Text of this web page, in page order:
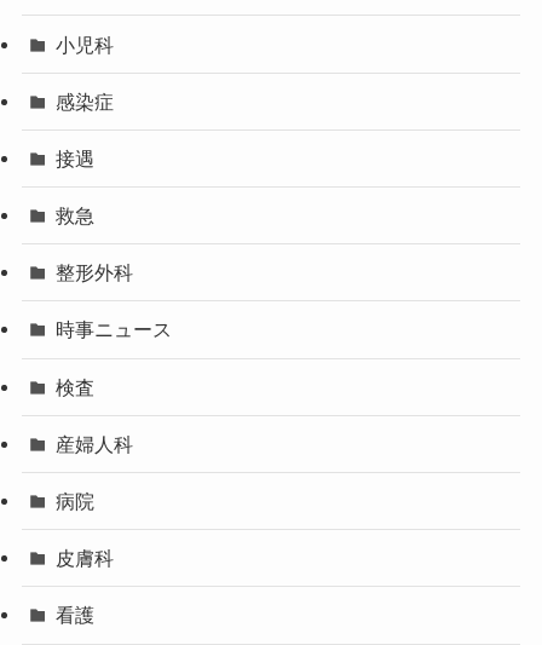
小児科
感染症
接遇
救急
整形外科
時事ニュース
検査
産婦人科
病院
皮膚科
看護